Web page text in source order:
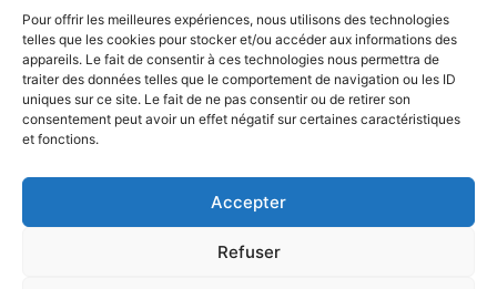
Pour offrir les meilleures expériences, nous utilisons des technologies
telles que les cookies pour stocker et/ou accéder aux informations des
appareils. Le fait de consentir à ces technologies nous permettra de
traiter des données telles que le comportement de navigation ou les ID
uniques sur ce site. Le fait de ne pas consentir ou de retirer son
consentement peut avoir un effet négatif sur certaines caractéristiques
et fonctions.
Accepter
Refuser
Horaires d’ouverture
Du lundi au vendredi :
de 8h30 à 12h30 et de 13h30 à 17h15
Le samedi de 8h30 à 12h30
Politique des cookies